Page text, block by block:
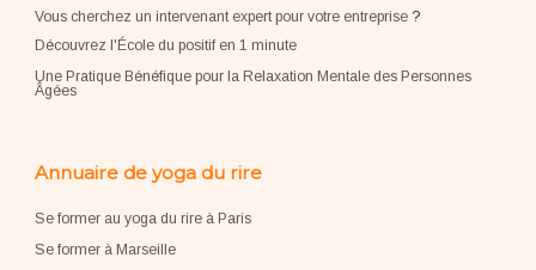
Vous cherchez un intervenant expert pour votre entreprise?
Découvrez l'École du positif en 1 minute
Une Pratique Bénéfique pour la Relaxation Mentale des Personnes
Âgées
Annuaire de yoga du rire
Se former au yoga du rire à Paris
Se former à Marseille